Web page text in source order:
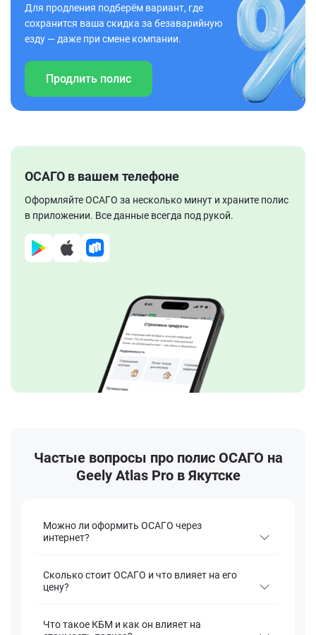
Для продления подберём вариант, где
сохранится ваша скидка за безаварийную
езду — даже при смене компании.
Продлить полис
ОСАГО в вашем телефоне
Оформляйте ОСАГО за несколько минут и храните полис
в приложении. Все данные всегда под рукой.
Частые вопросы про полис ОСАГО на
Geely Atlas Pro в Якутске
Можно ли оформить ОСАГО через
интернет?
Сколько стоит ОСАГО и что влияет на его
цену?
Что такое КБМ и как он влияет на